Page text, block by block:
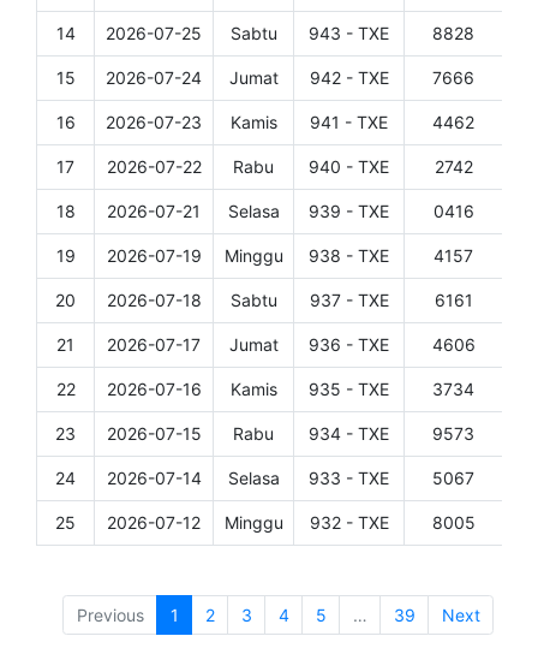
14 2026-07-25 Sabtu 943 - TXE 8828
15 2026-07-24 Jumat 942 - TXE 7666
16 2026-07-23 Kamis 941 - TXE 4462
17 2026-07-22 Rabu 940 - TXE 2742
18 2026-07-21 Selasa 939 - TXE 0416
19 2026-07-19 Minggu 938 - TXE 4157
20 2026-07-18 Sabtu 937 - TXE 6161
21 2026-07-17 Jumat 936 - TXE 4606
22 2026-07-16 Kamis 935 - TXE 3734
23 2026-07-15 Rabu 934 - TXE 9573
24 2026-07-14 Selasa 933 - TXE 5067
25 2026-07-12 Minggu 932 - TXE 8005
Previous
1 2 3 4 5 … 39 Next